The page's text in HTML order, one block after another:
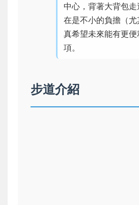
中心，背著大背包
在是不小的負擔（尤
真希望未來能有更
項。
步道介紹